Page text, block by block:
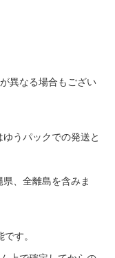
異なる場合もござい
うパックでの発送と
県、全離島を含みま
す。